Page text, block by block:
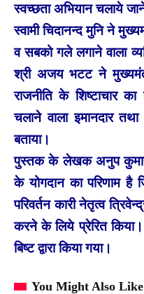
स्वच्छता अभियान चलाये
स्वामी चिदानन्द मुनि ने
व सबको गले लगाने वाला
श्री अजय भटट ने
राजनीति के शिष्टाचार का
चलाने वाला इमानदार
बताया।
पुस्तक के लेखक अनुप
के योगदान का परिणाम है
परिवर्तन कारी नेतृत्व
करने के लिये प्रेरित
बिष्ट द्वारा किया गया।
You Might Also Like